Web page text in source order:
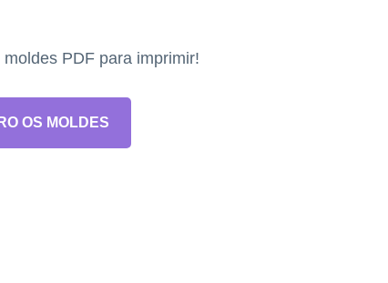
PDF para imprimir!
OS MOLDES